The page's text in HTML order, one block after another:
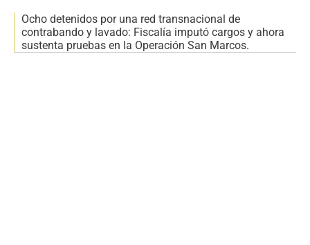
Ocho detenidos por una red transnacional de
contrabando y lavado: Fiscalía imputó cargos y ahora
sustenta pruebas en la Operación San Marcos.